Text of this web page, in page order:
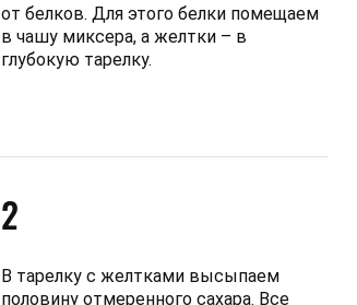
от белков. Для этого белки помещаем
в чашу миксера, а желтки – в
глубокую тарелку.
2
В тарелку с желтками высыпаем
половину отмеренного сахара. Все